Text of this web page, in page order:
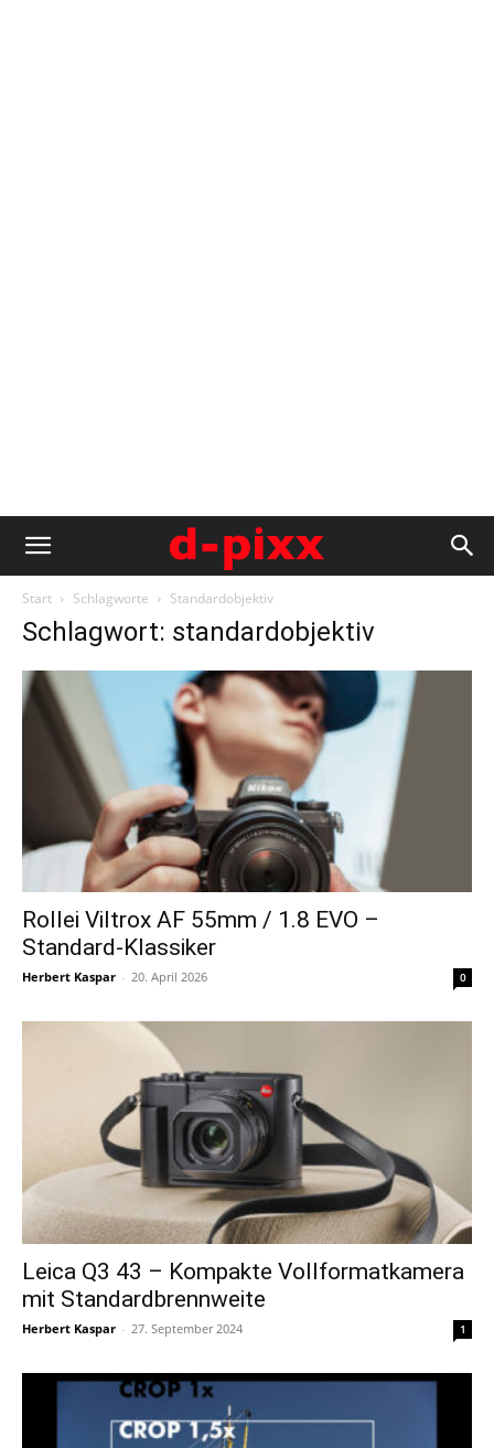
Start Schlagworte Standardobjektiv
Schlagwort: standardobjektiv
Rollei Viltrox AF 55mm / 1.8 EVO –
Standard-Klassiker
Herbert Kaspar - 20. April 2026 0
Leica Q3 43 – Kompakte Vollformatkamera
mit Standardbrennweite
Herbert Kaspar - 27. September 2024 1